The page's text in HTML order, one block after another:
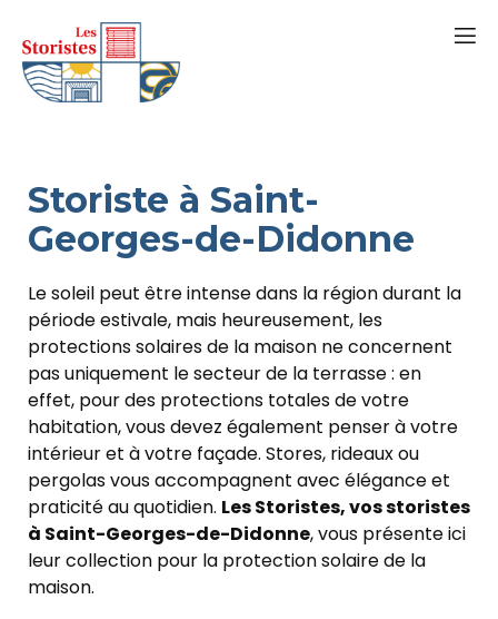
Storiste à Saint-
Georges-de-Didonne
Le soleil peut être intense dans la région durant la
période estivale, mais heureusement, les
protections solaires de la maison ne concernent
pas uniquement le secteur de la terrasse : en
effet, pour des protections totales de votre
habitation, vous devez également penser à votre
intérieur et à votre façade. Stores, rideaux ou
pergolas vous accompagnent avec élégance et
praticité au quotidien. Les Storistes, vos storistes
à Saint-Georges-de-Didonne, vous présente ici
leur collection pour la protection solaire de la
maison.